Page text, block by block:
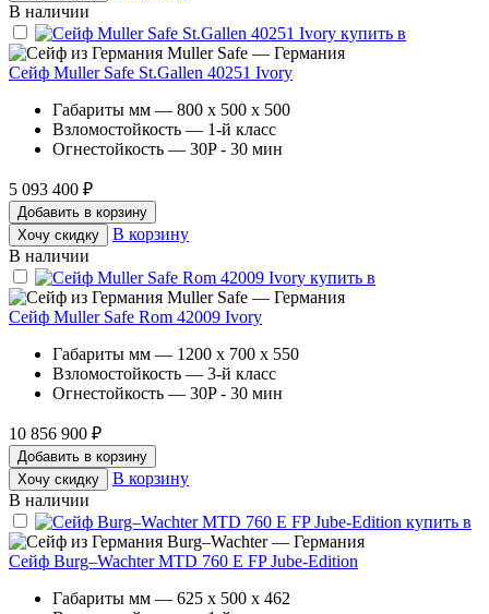
В наличии
Muller Safe — Германия
Сейф Muller Safe St.Gallen 40251 Ivory
Габариты мм — 800 x 500 x 500
Взломостойкость — 1-й класс
Огнестойкость — 30P - 30 мин
5 093 400 ₽
Добавить в корзину
Хочу скидку
В корзину
В наличии
Muller Safe — Германия
Сейф Muller Safe Rom 42009 Ivory
Габариты мм — 1200 x 700 x 550
Взломостойкость — 3-й класс
Огнестойкость — 30P - 30 мин
10 856 900 ₽
Добавить в корзину
Хочу скидку
В корзину
В наличии
Burg–Wachter — Германия
Сейф Burg–Wachter MTD 760 E FP Jube-Edition
Габариты мм — 625 x 500 x 462